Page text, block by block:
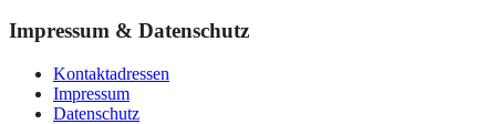
Impressum & Datenschutz
Kontaktadressen
Impressum
Datenschutz